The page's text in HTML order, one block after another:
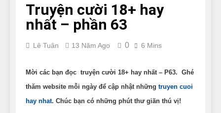
How to Stop It!
7 Năm Ago
The Ultimate Guide to What
Bulldogs Can (and can’t) Eat
and How to Treat It
7 Năm Ago
Can Bulldogs Run Long
Distances?
Truyện cười 18+ hay
nhất – phần 63
Lê Tuân 13 Năm Ago 0 6 Mins
Mời các bạn đọc truyện cười 18+ hay nhất – P63. Ghé
thăm website mỗi ngày để cập nhật những truyen cuoi
hay nhat. Chúc bạn có những phút thư giãn thú vị!